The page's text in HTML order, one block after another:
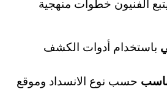
الفنيون خطوات منهجية
باستخدام أدوات الكشف
حسب نوع الانسداد وموقع